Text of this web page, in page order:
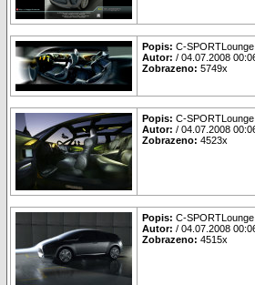
Popis: C-SPORTLounge
Autor: / 04.07.2008
Zobrazeno: 5749x
Popis: C-SPORTLounge
Autor: / 04.07.2008
Zobrazeno: 4523x
Popis: C-SPORTLounge
Autor: / 04.07.2008
Zobrazeno: 4515x